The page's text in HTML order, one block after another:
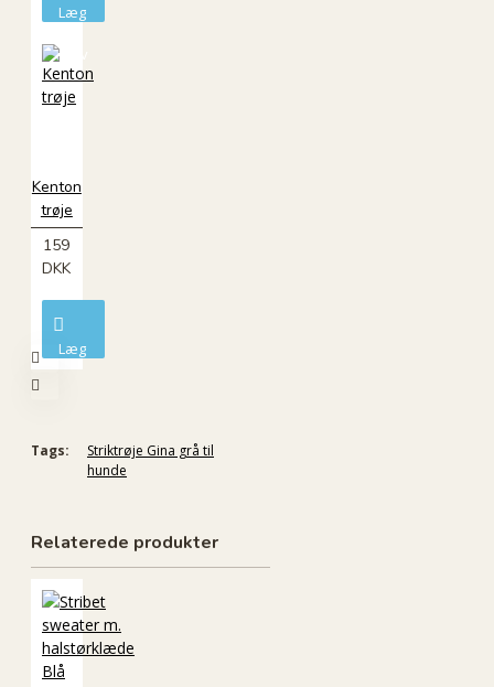
Læg
kurv
Kenton
trøje
159
DKK
Læg
i
Tags:
Striktrøje Gina grå til
hunde
Relaterede produkter